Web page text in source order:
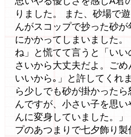
りました。 また、砂場で
んがスコップで抄った砂
にかかってしまいました
ね」と慌てて言うと「い
さいから大丈夫だよ。ご
いいから｡」と許してくれ
ら少しでも砂が掛かった
んですが、小さい子を思い
んに変身していました。
プのあつまりで七夕飾り